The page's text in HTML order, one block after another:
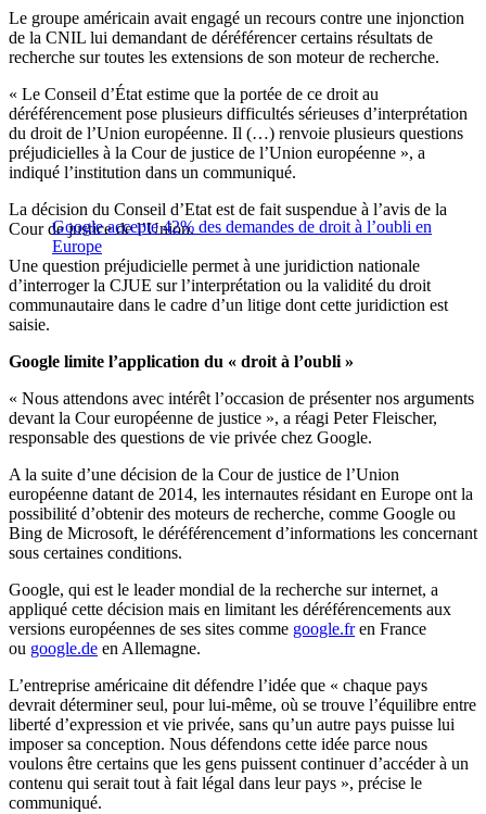
Le groupe américain avait engagé un recours contre une injonction
de la CNIL lui demandant de déréférencer certains résultats de
recherche sur toutes les extensions de son moteur de recherche.
« Le Conseil d’État estime que la portée de ce droit au
déréférencement pose plusieurs difficultés sérieuses d’interprétation
du droit de l’Union européenne. Il (…) renvoie plusieurs questions
préjudicielles à la Cour de justice de l’Union européenne », a
indiqué l’institution dans un communiqué.
Google accepte 42% des demandes de droit à l’oubli en
Europe
La décision du Conseil d’Etat est de fait suspendue à l’avis de la
Cour de justice de l’Union.
Une question préjudicielle permet à une juridiction nationale
d’interroger la CJUE sur l’interprétation ou la validité du droit
communautaire dans le cadre d’un litige dont cette juridiction est
saisie.
Google limite l’application du « droit à l’oubli »
« Nous attendons avec intérêt l’occasion de présenter nos arguments
devant la Cour européenne de justice », a réagi Peter Fleischer,
responsable des questions de vie privée chez Google.
A la suite d’une décision de la Cour de justice de l’Union
européenne datant de 2014, les internautes résidant en Europe ont la
possibilité d’obtenir des moteurs de recherche, comme Google ou
Bing de Microsoft, le déréférencement d’informations les concernant
sous certaines conditions.
Google, qui est le leader mondial de la recherche sur internet, a
appliqué cette décision mais en limitant les déréférencements aux
versions européennes de ses sites comme google.fren France
ou google.de en Allemagne.
L’entreprise américaine dit défendre l’idée que « chaque pays
devrait déterminer seul, pour lui-même, où se trouve l’équilibre entre
liberté d’expression et vie privée, sans qu’un autre pays puisse lui
imposer sa conception. Nous défendons cette idée parce nous
voulons être certains que les gens puissent continuer d’accéder à un
contenu qui serait tout à fait légal dans leur pays », précise le
communiqué.